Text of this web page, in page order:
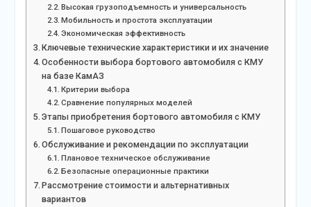
Высокая грузоподъемность и универсальность
Мобильность и простота эксплуатации
Экономическая эффективность
Ключевые технические характеристики и их значение
Особенности выбора бортового автомобиля с КМУ
на базе КамАЗ
Критерии выбора
Сравнение популярных моделей
Этапы приобретения бортового автомобиля с КМУ
Пошаговое руководство
Обслуживание и рекомендации по эксплуатации
Плановое техническое обслуживание
Безопасные операционные практики
Рассмотрение стоимости и альтернативных
вариантов